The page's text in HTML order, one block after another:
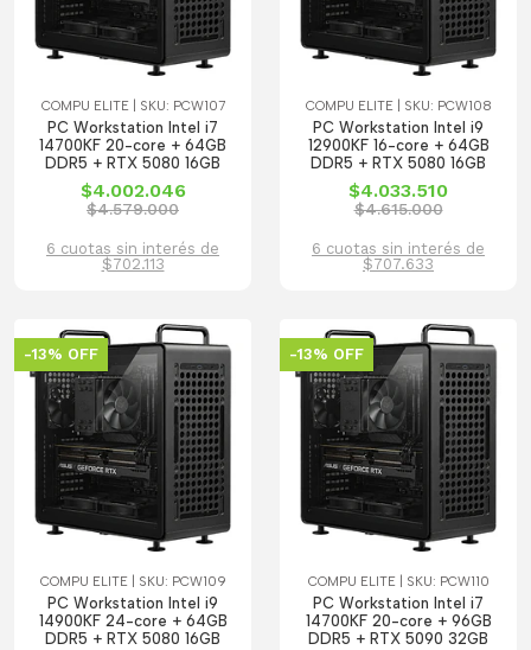
COMPU ELITE | SKU: PCW107
PC Workstation Intel i7
14700KF 20-core + 64GB
DDR5 + RTX 5080 16GB
$4.002.046
$4.579.000
6 cuotas sin interés de
$702.113
COMPU ELITE | SKU: PCW108
PC Workstation Intel i9
12900KF 16-core + 64GB
DDR5 + RTX 5080 16GB
$4.033.510
$4.615.000
6 cuotas sin interés de
$707.633
-13% OFF
COMPU ELITE | SKU: PCW109
PC Workstation Intel i9
14900KF 24-core + 64GB
DDR5 + RTX 5080 16GB
-13% OFF
COMPU ELITE | SKU: PCW110
PC Workstation Intel i7
14700KF 20-core + 96GB
DDR5 + RTX 5090 32GB